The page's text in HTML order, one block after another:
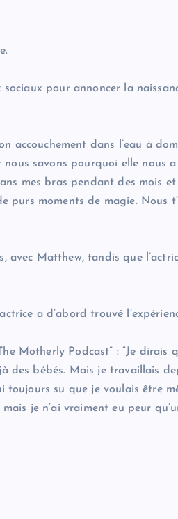
sociaux pour annoncer la
accouchement dans l’eau à
nous savons pourquoi elle nous
mes bras pendant des mois
moments de magie. Nous
Matthew, tandis que
a d’abord trouvé
Motherly Podcast” : “Je
des bébés. Mais je travaillais
su que je voulais être
je n’ai vraiment eu peur